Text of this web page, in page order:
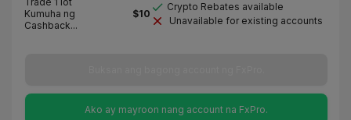
Kumuha ng
Cashback...
$10
Crypto Rebates available
Unavailable for existing accounts
Ako ay mayroon nang account na FxPro.